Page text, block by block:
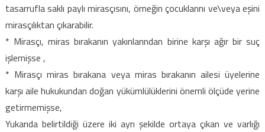
tasarrufla saklı paylı mirasçısını, örneğin çocuklarını ve\veya eşini
mirasçılıktan çıkarabilir.
* Mirasçı, miras bırakanın yakınlarından birine karşı ağır bir suç
işlemişse ,
* Mirasçı miras bırakana veya miras bırakanın ailesi üyelerine
karşı aile hukukundan doğan yükümlülüklerini önemli ölçüde yerine
getirmemişse,
Yukarıda belirtildiği üzere iki ayrı şekilde ortaya çıkan ve varlığı